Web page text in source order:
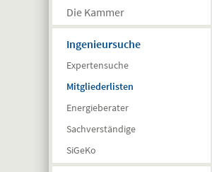
Die Kammer
Ingenieursuche
Expertensuche
Mitgliederlisten
Energieberater
Sachverständige
SiGeKo